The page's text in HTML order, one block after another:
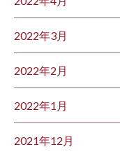
2022年3月
2022年2月
2022年1月
2021年12月